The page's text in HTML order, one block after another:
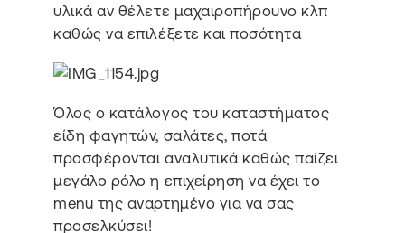
υλικά αν θέλετε μαχαιροπήρουνο κλπ
καθώς να επιλέξετε και ποσότητα
Όλος ο κατάλογος του καταστήματος
είδη φαγητών, σαλάτες, ποτά
προσφέρονται αναλυτικά καθώς παίζει
μεγάλο ρόλο η επιχείρηση να έχει το
menu της αναρτημένο για να σας
προσελκύσει!